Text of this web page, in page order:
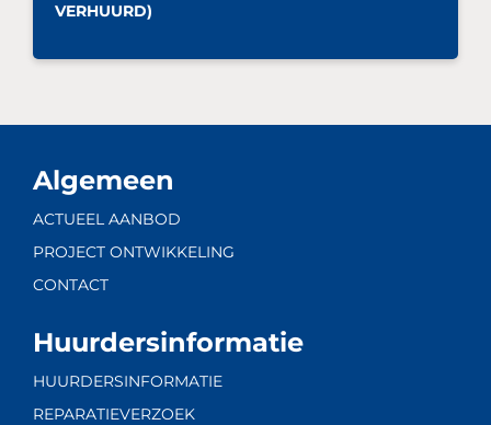
VERHUURD)
Algemeen
ACTUEEL AANBOD
PROJECT ONTWIKKELING
CONTACT
Huurdersinformatie
HUURDERSINFORMATIE
REPARATIEVERZOEK